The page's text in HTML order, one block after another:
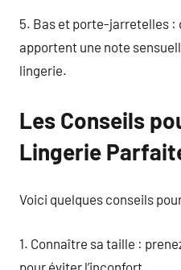
5. Bas et porte-jarretelles :
apportent une note
lingerie.
Les Conseils
Lingerie
Voici quelques conseils
1. Connaître sa taille :
pour éviter l’inconfort.